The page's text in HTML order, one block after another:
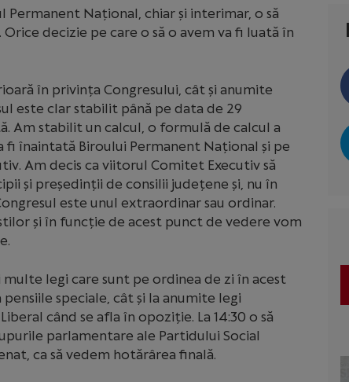
Permanent Național, chiar și interimar, o să
decizie pe care o să o avem va fi luată în
în privința Congresului, cât și anumite
este clar stabilit până pe data de 29
Am stabilit un calcul, o formulă de calcul a
fi înaintată Biroului Permanent Național și pe
Am decis ca viitorul Comitet Executiv să
și președinții de consilii județene și, nu în
este unul extraordinar sau ordinar.
și în funcție de acest punct de vedere vom
legi care sunt pe ordinea de zi în acest
speciale, cât și la anumite legi
când se afla în opoziție. La 14:30 o să
parlamentare ale Partidului Social
ca să vedem hotărârea finală.